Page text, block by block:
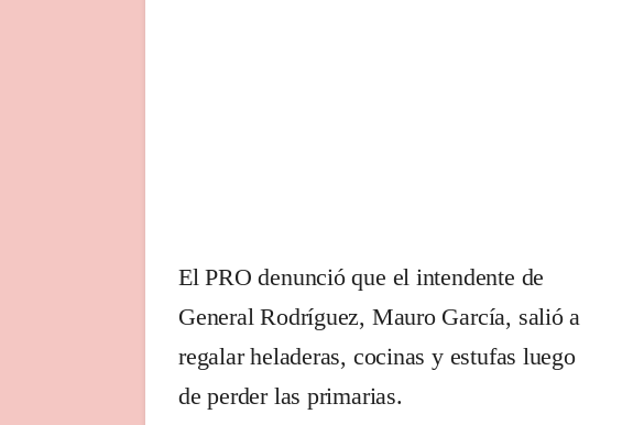
El PRO denunció que el intendente de
General Rodríguez, Mauro García, salió a
regalar heladeras, cocinas y estufas luego
de perder las primarias.